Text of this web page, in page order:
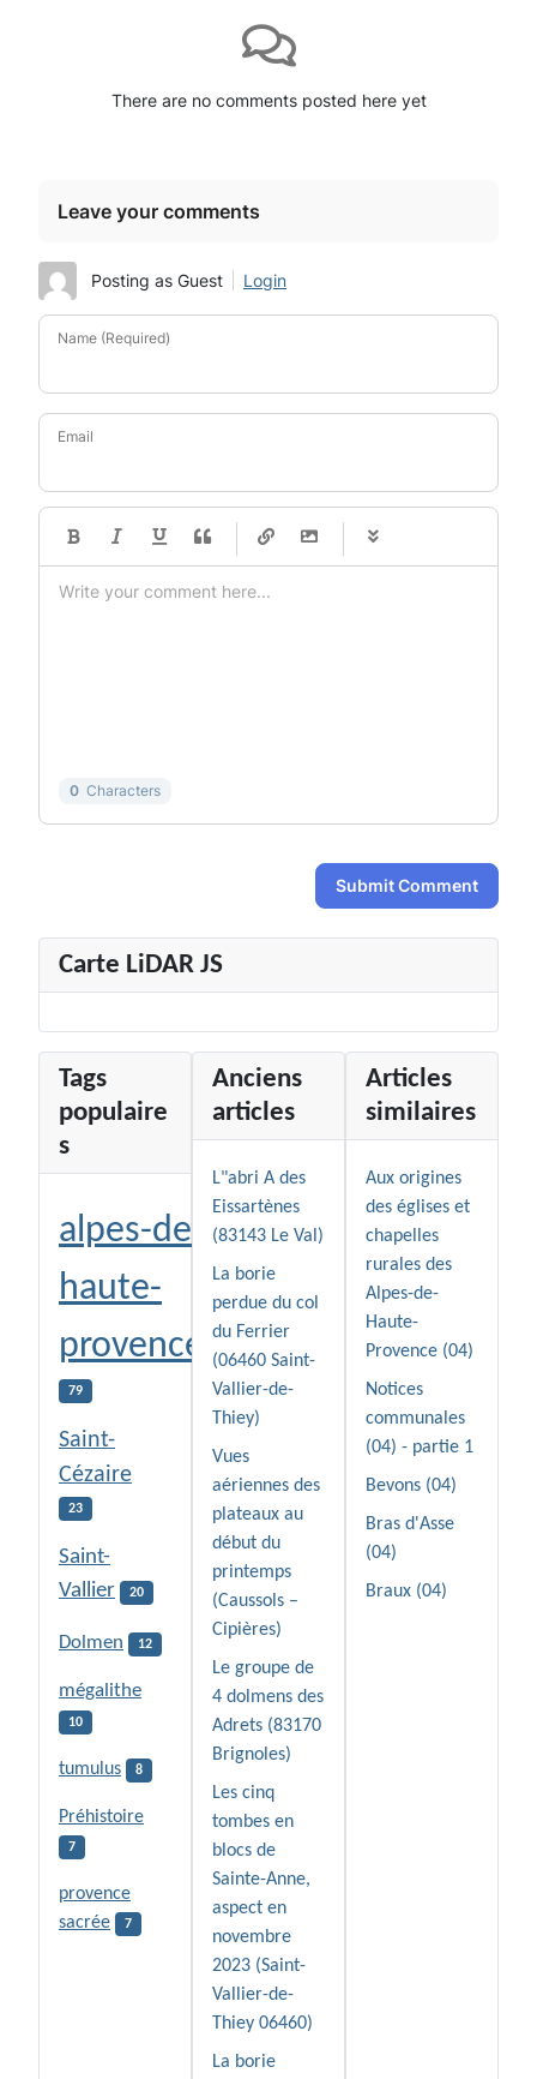
There are no comments posted here yet
Leave your comments
Posting as Guest Login
Name (Required)
Email
-
-
-
-
0 Characters
Submit Comment
Carte LiDAR JS
Tags
populaire
s
alpes-de-
haute-
provence
79
Saint-
Cézaire
23
Saint-
Vallier
20
Dolmen 12
mégalithe
10
tumulus 8
Préhistoire
7
provence
sacrée
7
Anciens
articles
L"abri A des
Eissartènes
(83143 Le Val)
La borie
perdue du col
du Ferrier
(06460 Saint-
Vallier-de-
Thiey)
Vues
aériennes des
plateaux au
début du
printemps
(Caussols –
Cipières)
Le groupe de
4 dolmens des
Adrets (83170
Brignoles)
Les cinq
tombes en
blocs de
Sainte-Anne,
aspect en
novembre
2023 (Saint-
Vallier-de-
Thiey 06460)
La borie
Articles
similaires
Aux origines
des églises et
chapelles
rurales des
Alpes-de-
Haute-
Provence (04)
Notices
communales
(04) - partie 1
Bevons (04)
Bras d'Asse
(04)
Braux (04)